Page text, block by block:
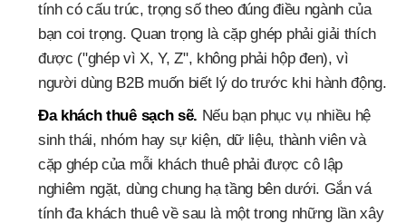
tính có cấu trúc, trọng số theo đúng điều ngành của
bạn coi trọng. Quan trọng là cặp ghép phải giải thích
được ("ghép vì X, Y, Z", không phải hộp đen), vì
người dùng B2B muốn biết lý do trước khi hành động.
Đa khách thuê sạch sẽ. Nếu bạn phục vụ nhiều hệ
sinh thái, nhóm hay sự kiện, dữ liệu, thành viên và
cặp ghép của mỗi khách thuê phải được cô lập
nghiêm ngặt, dùng chung hạ tầng bên dưới. Gắn vá
tính đa khách thuê về sau là một trong những lần xây